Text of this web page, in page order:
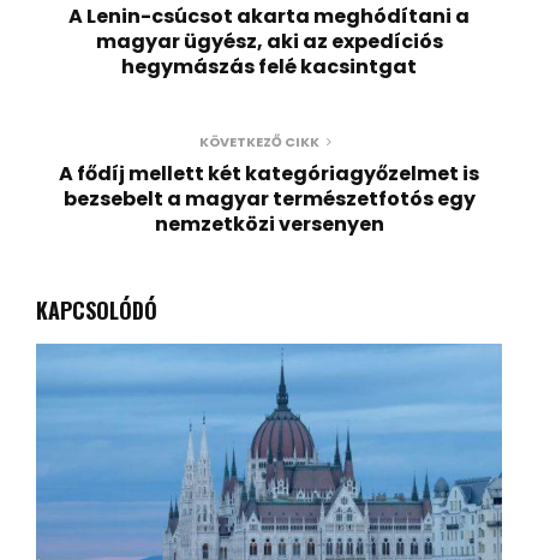
A Lenin-csúcsot akarta meghódítani a
magyar ügyész, aki az expedíciós
hegymászás felé kacsintgat
KÖVETKEZŐ CIKK
A fődíj mellett két kategóriagyőzelmet is
bezsebelt a magyar természetfotós egy
nemzetközi versenyen
KAPCSOLÓDÓ